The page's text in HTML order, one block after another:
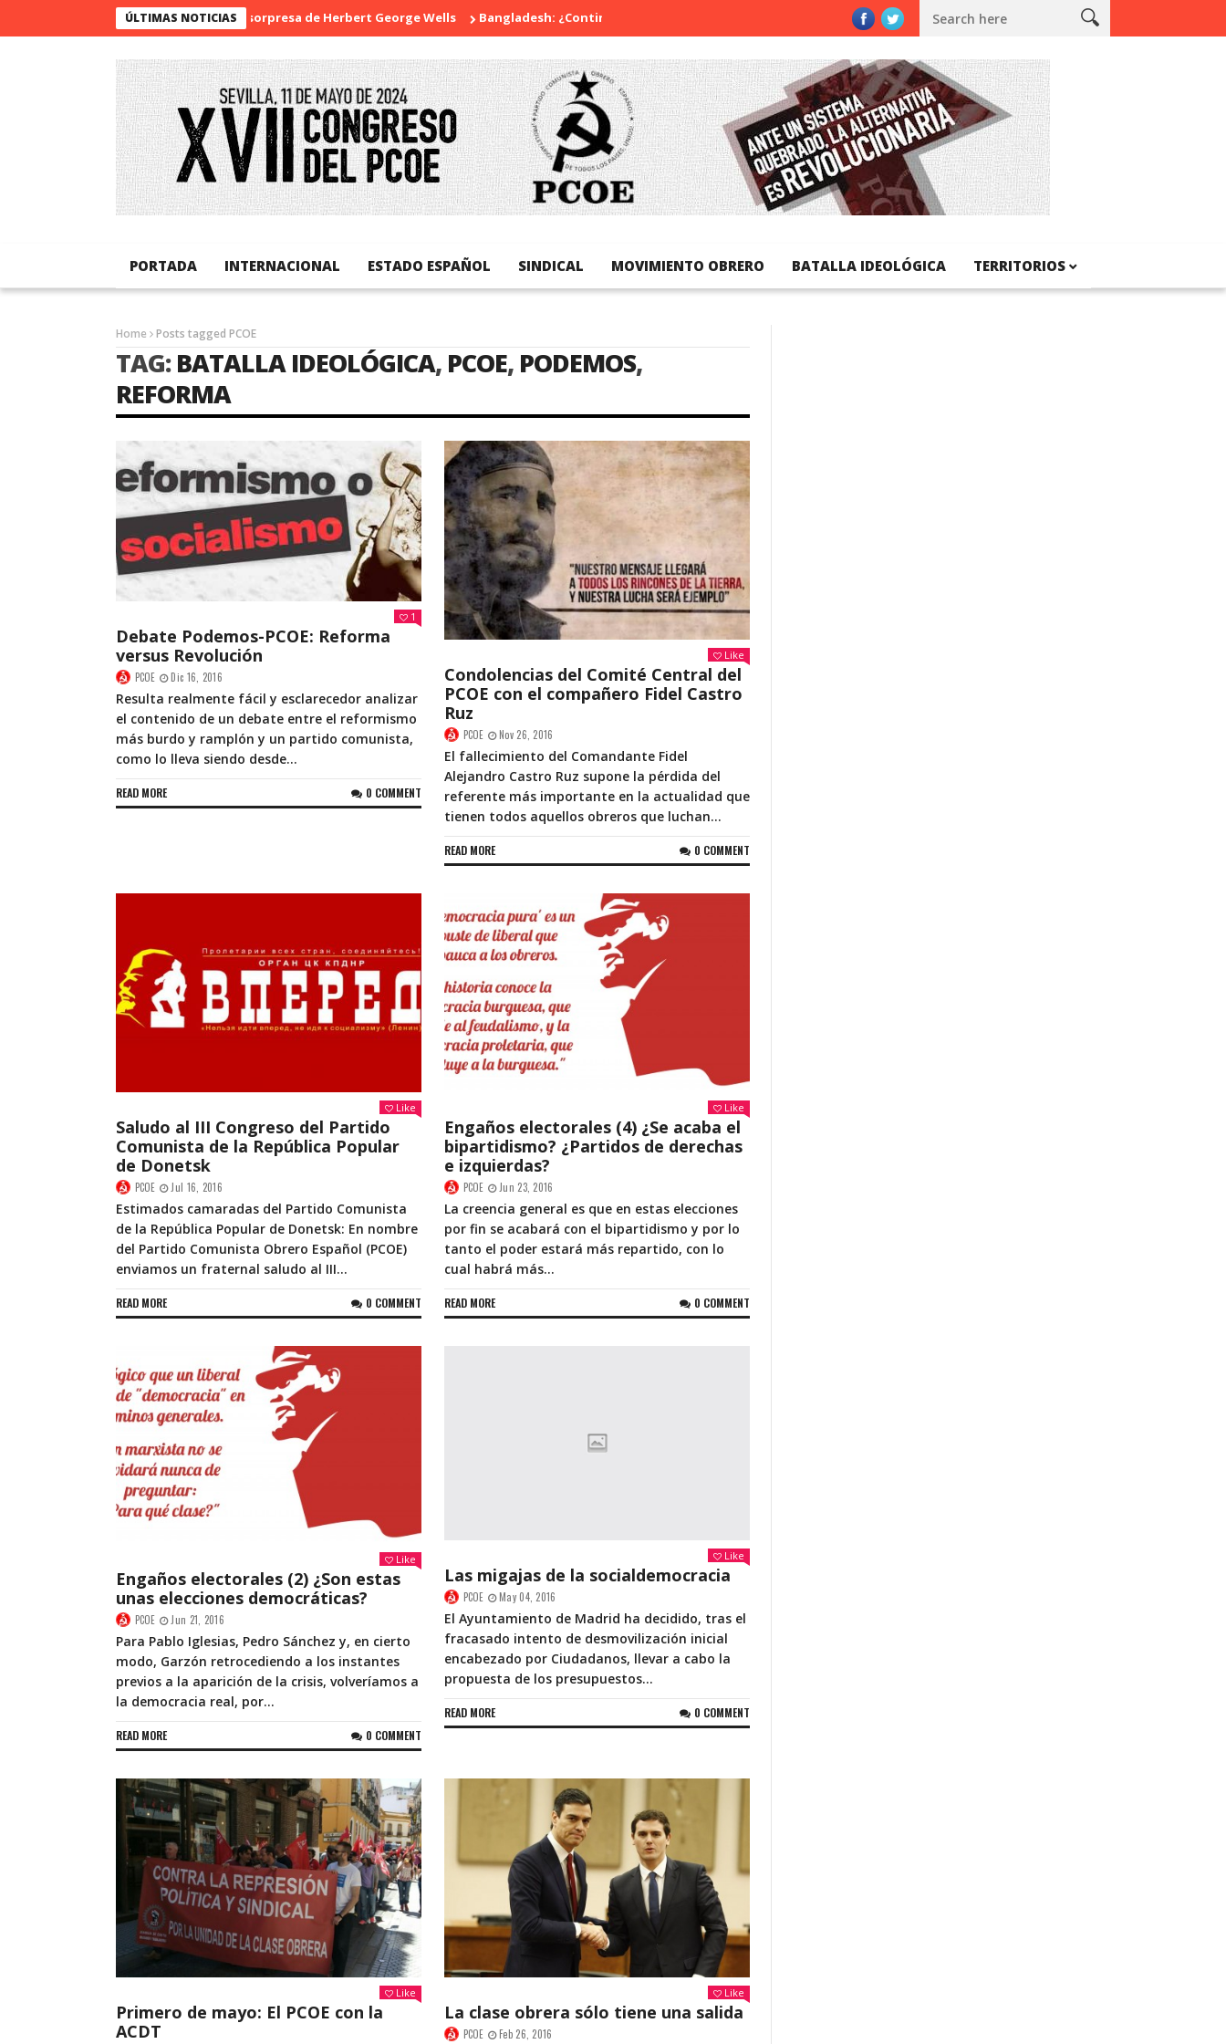
ÚLTIMAS NOTICIASLa sorpresa de Herbert George Wells Bangladesh: ¿Continuidad o revolución? Diada Nacional de Catalunya
PORTADA INTERNACIONAL ESTADO ESPAÑOL SINDICAL MOVIMIENTO OBRERO BATALLA IDEOLÓGICA TERRITORIOS
Home Posts tagged PCOE
TAG:BATALLA IDEOLÓGICA, PCOE, PODEMOS,
REFORMA
1
Debate Podemos-PCOE: Reforma
versus Revolución
PCOE Dic 16, 2016
Resulta realmente fácil y esclarecedor analizar
el contenido de un debate entre el reformismo
más burdo y ramplón y un partido comunista,
como lo lleva siendo desde...
READ MORE 0 COMMENT
Like
Condolencias del Comité Central del
PCOE con el compañero Fidel Castro
Ruz
PCOE Nov 26, 2016
El fallecimiento del Comandante Fidel
Alejandro Castro Ruz supone la pérdida del
referente más importante en la actualidad que
tienen todos aquellos obreros que luchan...
READ MORE 0 COMMENT
Like
Saludo al III Congreso del Partido
Comunista de la República Popular
de Donetsk
PCOE Jul 16, 2016
Estimados camaradas del Partido Comunista
de la República Popular de Donetsk: En nombre
del Partido Comunista Obrero Español (PCOE)
enviamos un fraternal saludo al III...
READ MORE 0 COMMENT
Like
Engaños electorales (4) ¿Se acaba el
bipartidismo? ¿Partidos de derechas
e izquierdas?
PCOE Jun 23, 2016
La creencia general es que en estas elecciones
por fin se acabará con el bipartidismo y por lo
tanto el poder estará más repartido, con lo
cual habrá más...
READ MORE 0 COMMENT
Like
Engaños electorales (2) ¿Son estas
unas elecciones democráticas?
PCOE Jun 21, 2016
Para Pablo Iglesias, Pedro Sánchez y, en cierto
modo, Garzón retrocediendo a los instantes
previos a la aparición de la crisis, volveríamos a
la democracia real, por...
READ MORE 0 COMMENT
Like
Las migajas de la socialdemocracia
PCOE May 04, 2016
El Ayuntamiento de Madrid ha decidido, tras el
fracasado intento de desmovilización inicial
encabezado por Ciudadanos, llevar a cabo la
propuesta de los presupuestos...
READ MORE 0 COMMENT
Like
Primero de mayo: El PCOE con la
ACDT
Like
La clase obrera sólo tiene una salida
PCOE Feb 26, 2016